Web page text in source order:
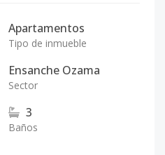
Apartamentos
Tipo de inmueble
Ensanche Ozama
Sector
3
Baños